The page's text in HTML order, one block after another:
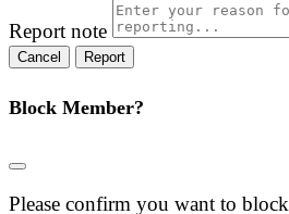
Report note
Report
Block Member?
Please confirm you want to